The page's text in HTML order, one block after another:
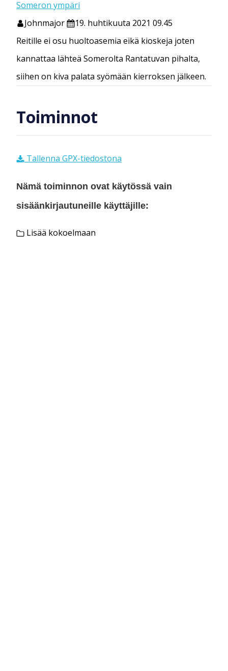
Someron ympäri
Johnmajor
19. huhtikuuta 2021 09.45
Reitille ei osu huoltoasemia eikä kioskeja joten
kannattaa lähteä Somerolta Rantatuvan pihalta,
siihen on kiva palata syömään kierroksen jälkeen.
Toiminnot
Tallenna GPX-tiedostona
Nämä toiminnon ovat käytössä vain
sisäänkirjautuneille käyttäjille:
Lisää kokoelmaan